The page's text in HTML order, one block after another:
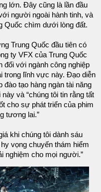
lớn. Đây cũng là lần đầu
người ngoài hành tinh, và
Quốc chìm dưới lòng đất.
Trung Quốc đầu tiên có
ty VFX của Trung Quốc
đối với ngành công nghiệp
trong lĩnh vực này. Đạo diễn
đào tạo hàng ngàn tài năng
và “chúng tôi tin rằng tất
cho sự phát triển của phim
tương lai.”
khi chúng tôi dành sáu
vọng chuyến thám hiểm
nghiệm cho mọi người.”